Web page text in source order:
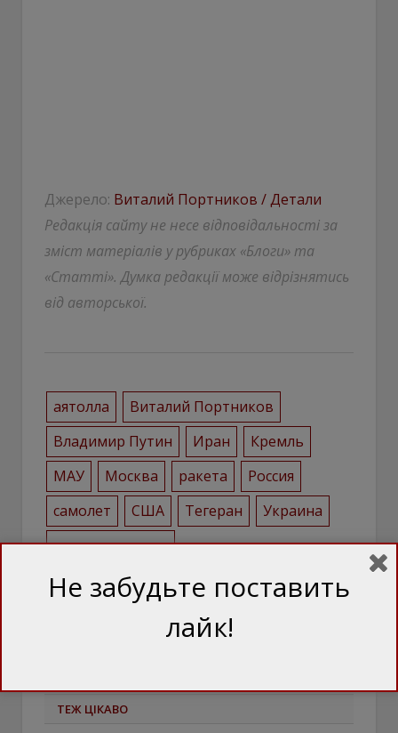
Джерело: Виталий Портников / Детали
Редакція сайту не несе відповідальності за
зміст матеріалів у рубриках «Блоги» та
«Статті». Думка редакції може відрізнятись
від авторської.
аятолла
Виталий Портников
Владимир Путин
Иран
Кремль
МАУ
Москва ракета
Россия
самолет
США Тегеран
Украина
ядерное оружие
ТЕЖ ЦІКАВО
Не забудьте поставить
лайк!